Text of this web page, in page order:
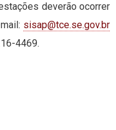
deverão ocorrer
sisap@tce.se.gov.br
4469.